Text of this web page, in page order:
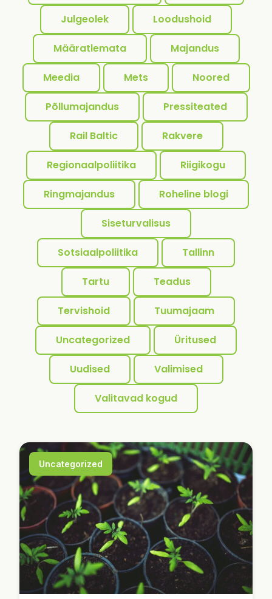
Julgeolek Loodushoid
Määratlemata Majandus
Meedia Mets Noored
Põllumajandus Pressiteated
Rail Baltic Rakvere
Regionaalpoliitika Riigikogu
Ringmajandus Roheline blogi
Siseturvalisus
Sotsiaalpoliitika Tallinn
Tartu Teadus
Tervishoid Tuumajaam
Uncategorized Üritused
Uudised Valimised
Valitavad kogud
Uncategorized